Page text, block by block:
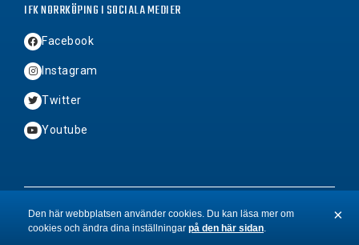
IFK NORRKÖPING I SOCIALA MEDIER
Facebook
Instagram
Twitter
Youtube
2026 © Copyright IFK Norrköping FK
& Hamrén
Den här webbplatsen använder cookies. Du kan läsa mer om
cookies och ändra dina inställningar på den här sidan.
×